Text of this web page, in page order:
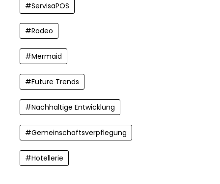
#ServisaPOS
#Rodeo
#Mermaid
#Future Trends
#Nachhaltige Entwicklung
#Gemeinschaftsverpflegung
#Hotellerie